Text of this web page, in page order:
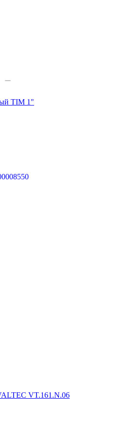
TIM 1"
VT.161.N.06